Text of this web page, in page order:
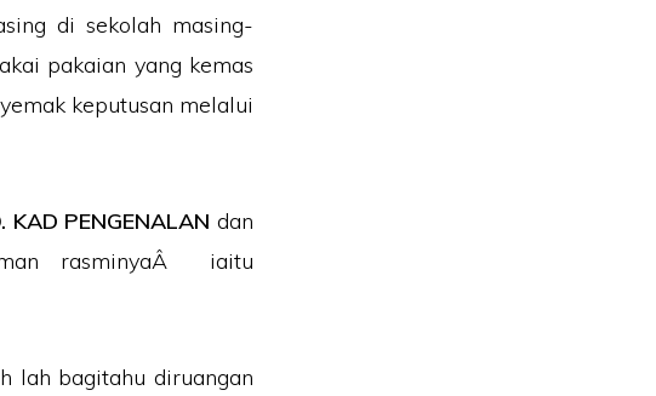
di sekolah masing-
pakaian yang kemas
keputusan melalui
PENGENALAN dan
rasminyaÂ iaitu
lah bagitahu diruangan